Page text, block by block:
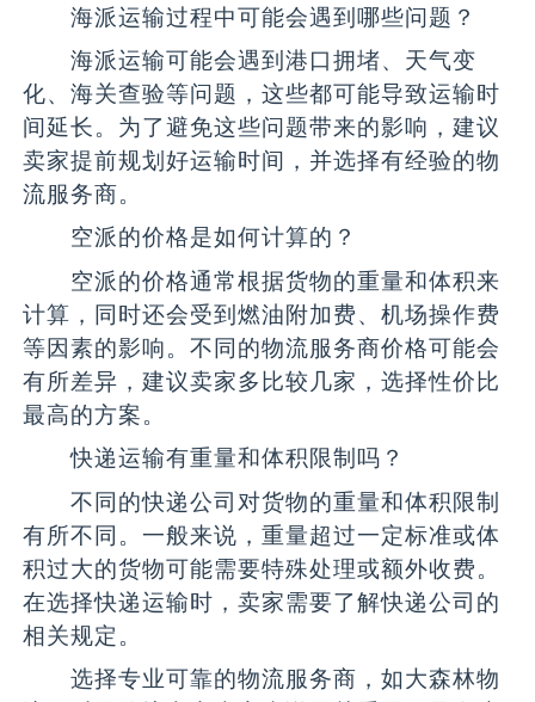
海派运输过程中可能会遇到哪些问题？
海派运输可能会遇到港口拥堵、天气变
化、海关查验等问题，这些都可能导致运输时
间延长。为了避免这些问题带来的影响，建议
卖家提前规划好运输时间，并选择有经验的物
流服务商。
空派的价格是如何计算的？
空派的价格通常根据货物的重量和体积来
计算，同时还会受到燃油附加费、机场操作费
等因素的影响。不同的物流服务商价格可能会
有所差异，建议卖家多比较几家，选择性价比
最高的方案。
快递运输有重量和体积限制吗？
不同的快递公司对货物的重量和体积限制
有所不同。一般来说，重量超过一定标准或体
积过大的货物可能需要特殊处理或额外收费。
在选择快递运输时，卖家需要了解快递公司的
相关规定。
选择专业可靠的物流服务商，如大森林物